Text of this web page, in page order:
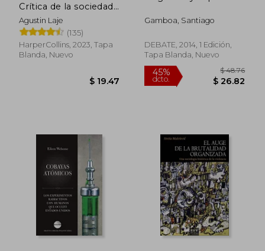
Crítica de la sociedad
adolescente
Agustin Laje
(135)
HarperCollins, 2023, Tapa
Blanda, Nuevo
Gamboa, Santiago
DEBATE, 2014, 1 Edición,
Tapa Blanda, Nuevo